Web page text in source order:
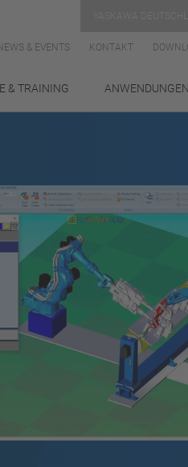
& EVENTS KONTAKT
& TRAINING ANWENDUNGEN